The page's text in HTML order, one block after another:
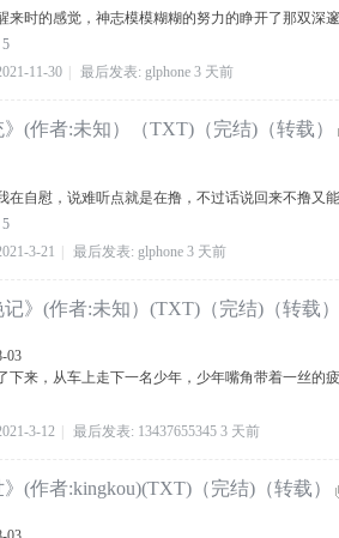
来时的感觉，神志模模糊糊的努力的睁开了那双深
5
11-30 最后发表: glphone 3 天前
》(作者:未知）（TXT)（完结)（转载）
在自慰，说难听点就是在撸，不过话说回来
5
3-21 最后发表: glphone 3 天前
记》(作者:未知）(TXT)（完结)（转载）
03
下来，从车上走下一名少年，少年嘴角带着一丝的
3-12 最后发表: 13437655345 3 天前
》(作者:kingkou)(TXT)（完结)（转载）